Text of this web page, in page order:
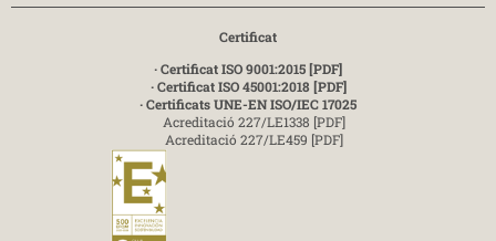
Certificat
· Certificat ISO 9001:2015 [PDF]
· Certificat ISO 45001:2018 [PDF]
· Certificats UNE-EN ISO/IEC 17025
Acreditació 227/LE1338 [PDF]
Acreditació 227/LE459 [PDF]